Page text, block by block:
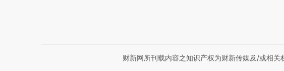
财新网所刊载内容之知识产权为财新传媒及/或相关